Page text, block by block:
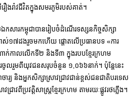
ងរ៉ាវជីវិតក្នុងសមរភូមិរបស់គាត់។
សារកម្ពុជាបានរៀបចំដំណើរទស្សនកិច្ចសិក្សា
ស់១៧ដងរួចមកហើយ ផ្តោតលើប្រធានបទ «ការ
ក់កាលលើកទី២ និងទី៣ ក្នុងរបបខ្មែរក្រហម
រួមពីយុវជនសរុបចំនួន ១,០៦៦នាក់។ ប៉ុន្តែនេះ​
យ និងអ្នក​សិក្សាស្រាវជ្រាវជាន់ខ្ពស់ជនជាតិបរទេស​
ាវពីប្រវត្តិសាស្រ្តខ្មែរក្រហម តាមរយៈផ្លូវរថភ្លើង។